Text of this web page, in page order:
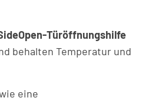
Türöffnungshilfe
behalten Temperatur und
eine